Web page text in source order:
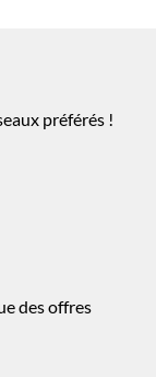
préférés !
des offres